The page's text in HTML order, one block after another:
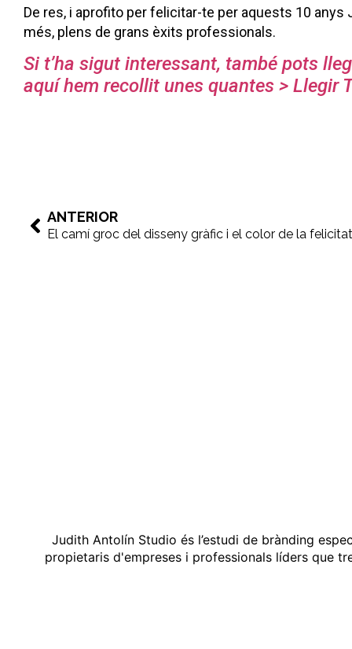
De res, i aprofito per felicitar-te per aquests 10
més, plens de grans èxits professionals.
Si t’ha sigut interessant, també pots
aquí hem recollit unes quantes > Llegir
ANTERIOR
El camí groc del disseny gràfic i el color de la felicitat
Judith Antolín Studio és l’estudi de brànding
propietaris d'empreses i professionals líders que